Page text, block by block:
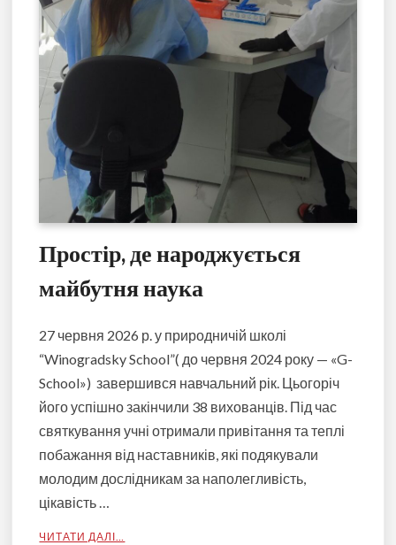
Простір, де народжується
майбутня наука
27 червня 2026 р. у природничій школі
“Winogradsky School”( до червня 2024 року — «G-
School») завершився навчальний рік. Цьогоріч
його успішно закінчили 38 вихованців. Під час
святкування учні отримали привітання та теплі
побажання від наставників, які подякували
молодим дослідникам за наполегливість,
цікавість …
ЧИТАТИ ДАЛІ…